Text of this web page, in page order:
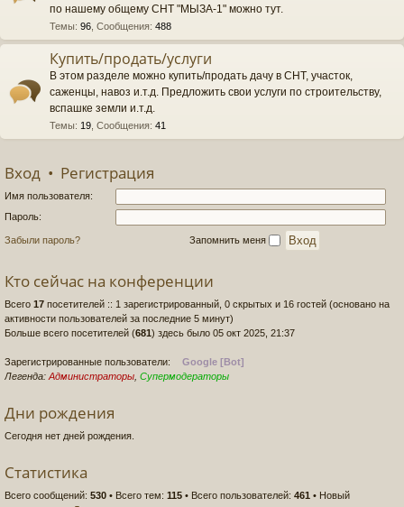
по нашему общему СНТ "МЫЗА-1" можно тут.
Темы: 96 Сообщения: 488
Купить/продать/услуги
В этом разделе можно купить/продать дачу в СНТ, участок,
саженцы, навоз и.т.д. Предложить свои услуги по строительству,
вспашке земли и.т.д.
Темы: 19 Сообщения: 41
Вход • Регистрация
Имя пользователя:
Пароль:
Забыли пароль? Запомнить меня
Кто сейчас на конференции
Всего 17 посетителей :: 1 зарегистрированный, 0 скрытых и 16 гостей (основано на
активности пользователей за последние 5 минут)
Больше всего посетителей (681) здесь было 05 окт 2025, 21:37
Зарегистрированные пользователи:
Google [Bot]
Легенда: Администраторы Супермодераторы
Дни рождения
Сегодня нет дней рождения.
Статистика
Всего сообщений: 530 • Всего тем: 115 • Всего пользователей: 461 • Новый